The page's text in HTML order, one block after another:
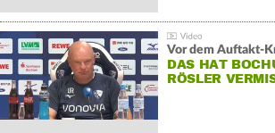
Vor dem Auftakt-
DAS HAT
RÖSLER